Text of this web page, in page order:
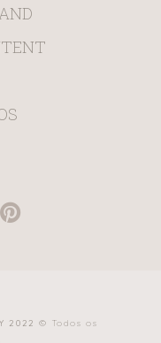
2022 © Todos os